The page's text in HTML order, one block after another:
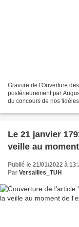
Gravure de l'Ouverture
postérieurement par
du concours de nos
Le 21 janvier
veille au
Publié le 21/01/2022 à
Par Versailles_TUH